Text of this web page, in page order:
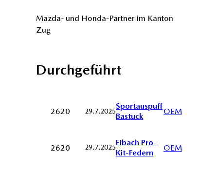
Mazda- und Honda-Partner im Kanton
Zug
Durchgeführt
2620 29.7.2025
Sportauspuff
Bastuck
OEM
2620 29.7.2025
Eibach Pro-
Kit-Federn
OEM